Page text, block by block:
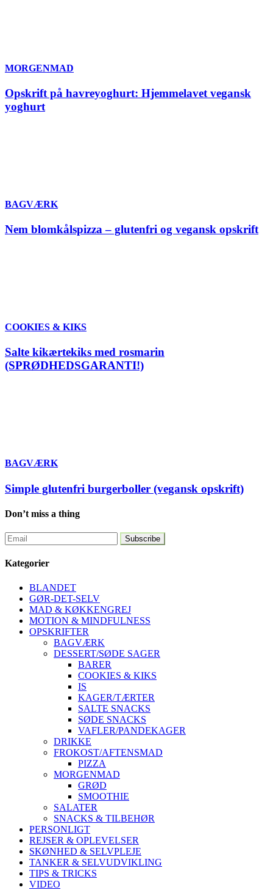
MORGENMAD
Opskrift på havreyoghurt: Hjemmelavet vegansk
yoghurt
BAGVÆRK
Nem blomkålspizza – glutenfri og vegansk opskrift
COOKIES & KIKS
Salte kikærtekiks med rosmarin
(SPRØDHEDSGARANTI!)
BAGVÆRK
Simple glutenfri burgerboller (vegansk opskrift)
Don’t miss a thing
Kategorier
BLANDET
GØR-DET-SELV
MAD & KØKKENGREJ
MOTION & MINDFULNESS
OPSKRIFTER
BAGVÆRK
DESSERT/SØDE SAGER
BARER
COOKIES & KIKS
IS
KAGER/TÆRTER
SALTE SNACKS
SØDE SNACKS
VAFLER/PANDEKAGER
DRIKKE
FROKOST/AFTENSMAD
PIZZA
MORGENMAD
GRØD
SMOOTHIE
SALATER
SNACKS & TILBEHØR
PERSONLIGT
REJSER & OPLEVELSER
SKØNHED & SELVPLEJE
TANKER & SELVUDVIKLING
TIPS & TRICKS
VIDEO